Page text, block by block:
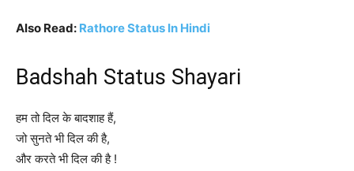
Also Read: Rathore Status In Hindi
Badshah Status Shayari
हम तो दिल के बादशाह हैं,
जो सुनते भी दिल की है,
और करते भी दिल की है !